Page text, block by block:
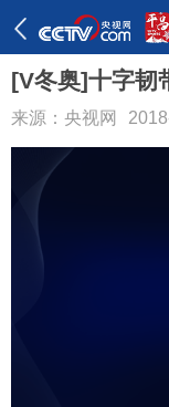
[V冬奥]十字韧
来源：央视网